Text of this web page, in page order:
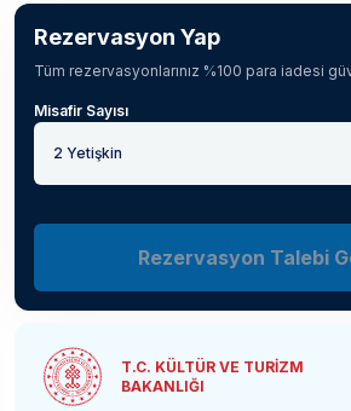
Rezervasyon Yap
Tüm rezervasyonlarınız %100 para iadesi
Misafir Sayısı
2 Yetişkin
Rezervasyon Talebi
T.C. KÜLTÜR VE TURİZM
BAKANLIĞI